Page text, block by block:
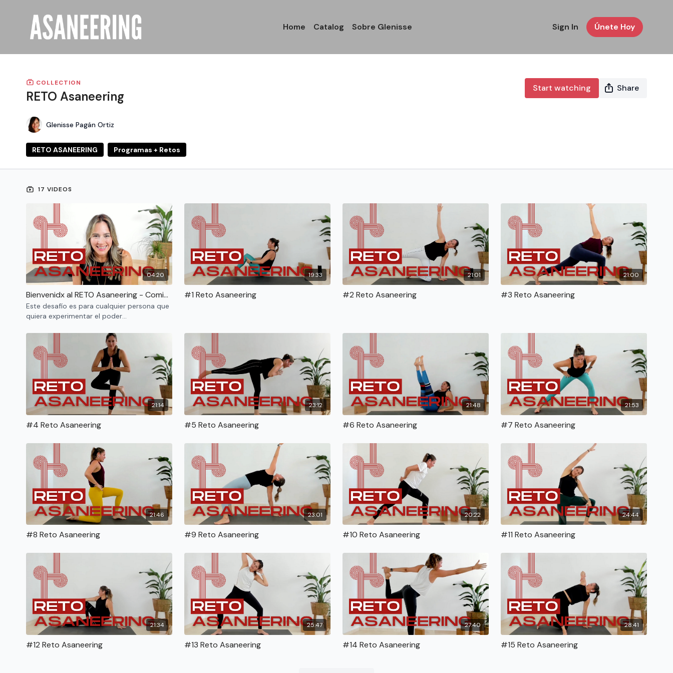
Home Catalog Sobre Glenisse Sign In Únete Hoy
COLLECTION
RETO Asaneering
Start watching Share
Glenisse Pagán Ortiz
RETO ASANEERING Programas + Retos
17 VIDEOS
04:20
Bienvenidx al RETO Asaneering - Comienza por aquí
Este desafío es para cualquier persona que
quiera experimentar el poder
una práctica de yoga.
19:33
#1 Reto Asaneering
21:01
#2 Reto Asaneering
21:00
#3 Reto Asaneering
21:14
#4 Reto Asaneering
23:12
#5 Reto Asaneering
21:48
#6 Reto Asaneering
21:53
#7 Reto Asaneering
21:46
#8 Reto Asaneering
23:01
#9 Reto Asaneering
20:22
#10 Reto Asaneering
24:44
#11 Reto Asaneering
21:34
#12 Reto Asaneering
25:47
#13 Reto Asaneering
27:40
#14 Reto Asaneering
28:41
#15 Reto Asaneering